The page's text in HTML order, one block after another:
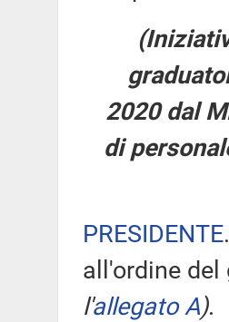
2020 dal
di
PRESIDENTE
all'ordine del
l'allegato A).